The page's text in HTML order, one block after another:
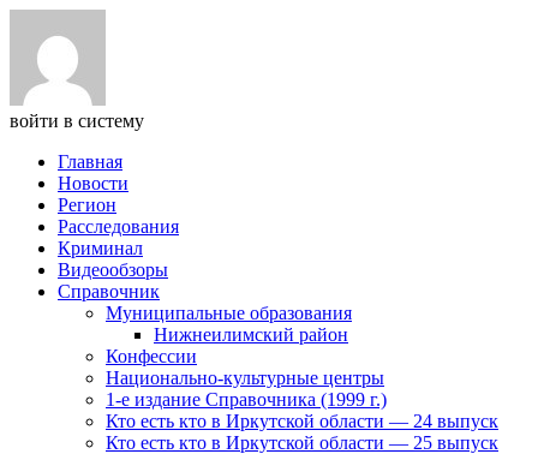
войти в систему
Главная
Новости
Регион
Расследования
Криминал
Видеообзоры
Справочник
Муниципальные образования
Нижнеилимский район
Конфессии
Национально-культурные центры
1-е издание Справочника (1999 г.)
Кто есть кто в Иркутской области — 24 выпуск
Кто есть кто в Иркутской области — 25 выпуск